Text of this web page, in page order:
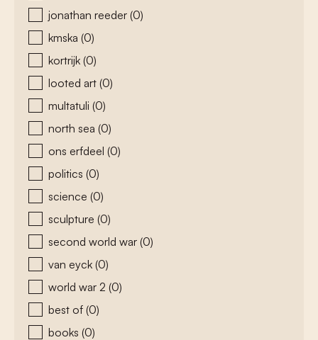
jonathan reeder (0)
kmska (0)
kortrijk (0)
looted art (0)
multatuli (0)
north sea (0)
ons erfdeel (0)
politics (0)
science (0)
sculpture (0)
second world war (0)
van eyck (0)
world war 2 (0)
best of (0)
books (0)